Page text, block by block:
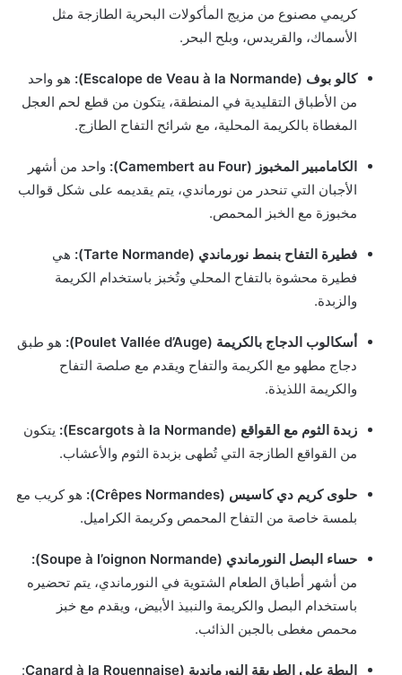
كريمي مصنوع من مزيج المأكولات البحرية الطازجة مثل
الأسماك، والقريدس، وبلح البحر.
كالو بوف (Escalope de Veau à la Normande):
هو واحد
من الأطباق التقليدية في المنطقة، يتكون من قطع لحم العجل
المغطاة بالكريمة المحلية، مع شرائح التفاح الطازج.
الكامامبير المخبوز (Camembert au Four):
واحد من أشهر
الأجبان التي تنحدر من نورماندي، يتم يقديمه على شكل قوالب
مخبوزة مع الخبز المحمص.
فطيرة التفاح بنمط نورماندي (Tarte Normande):
هي
فطيرة محشوة بالتفاح المحلي وتُخبز باستخدام الكريمة
والزبدة.
أسكالوب الدجاج بالكريمة (Poulet Vallée d’Auge):
هو طبق
دجاج مطهو مع الكريمة والتفاح ويقدم مع صلصة التفاح
والكريمة اللذيذة.
زبدة الثوم مع القواقع (Escargots à la Normande):
يتكون
من القواقع الطازجة التي تُطهى بزبدة الثوم والأعشاب.
حلوى كريم دي كاسيس (Crêpes Normandes):
هو كريب مع
بلمسة خاصة من التفاح المحمص وكريمة الكراميل.
حساء البصل النورماندي (Soupe à l’oignon Normande):
من أشهر أطباق الطعام الشتوية في النورماندي، يتم تحضيره
باستخدام البصل والكريمة والنبيذ الأبيض، ويقدم مع خبز
محمص مغطى بالجبن الذائب.
البطة على الطريقة النورماندية (Canard à la Rouennaise
: